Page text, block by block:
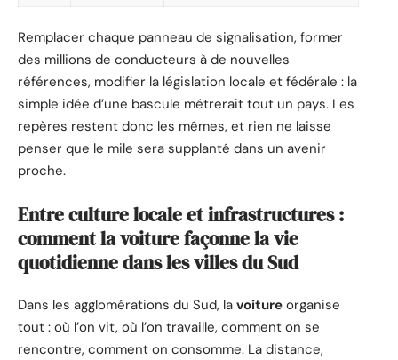
Remplacer chaque panneau de signalisation, former
des millions de conducteurs à de nouvelles
références, modifier la législation locale et fédérale : la
simple idée d’une bascule métrerait tout un pays. Les
repères restent donc les mêmes, et rien ne laisse
penser que le mile sera supplanté dans un avenir
proche.
Entre culture locale et infrastructures :
comment la voiture façonne la vie
quotidienne dans les villes du Sud
Dans les agglomérations du Sud, la voiture organise
tout : où l’on vit, où l’on travaille, comment on se
rencontre, comment on consomme. La distance,